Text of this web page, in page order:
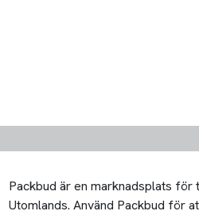
Packbud är en marknadsplats för
Utomlands. Använd Packbud för